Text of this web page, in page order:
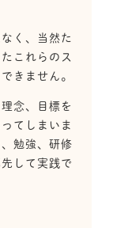
く、当然た
これらのス
きません。
念、目標を
てしまいま
勉強、研修
して実践で